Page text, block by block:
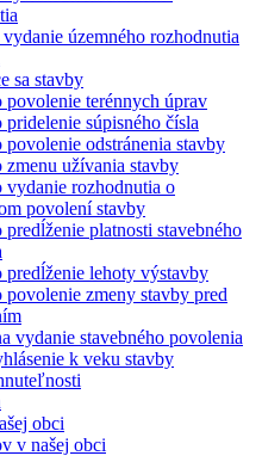
územného rozhodnutia
sa stavby
povolenie terénnych úprav
súpisného čísla
odstránenia stavby
zmenu užívania stavby
vydanie rozhodnutia o
povolení stavby
platnosti stavebného
predĺženie lehoty výstavby
povolenie zmeny stavby pred
vydanie stavebného povolenia
k veku stavby
obci
v našej obci